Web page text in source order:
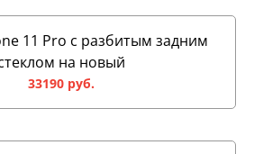
11 Pro с разбитым задним
на новый
33190 руб.